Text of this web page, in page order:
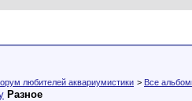
любителей аквариумистики > Все
Разное